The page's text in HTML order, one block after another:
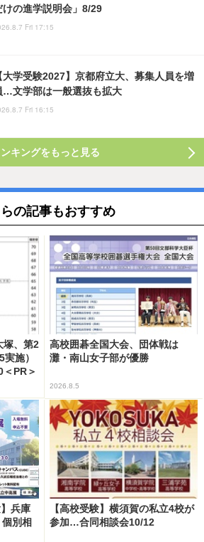
けの進学説明会」8/29
Fri 17:15
大学受験2027】京都府立大、募集人員を増
…文学部は一般選抜も拡大
Fri 16:15
キングをもっと見る
の記事もおすすめ
塚、第2
施）
PR＞
高校囲碁全国大会、団体戦は
灘・南山女子部が優勝
2026.8.5
兵庫
別相
【高校受験】横須賀の私立4校が
参加…合同相談会10/12